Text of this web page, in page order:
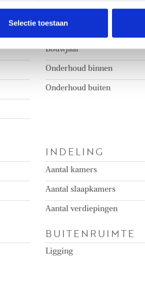
Selectie toestaan
Soort appartement
Bouwjaar
Onderhoud binnen
Onderhoud buiten
INDELING
Aantal kamers
Aantal slaapkamers
Aantal verdiepingen
BUITENRUIMTE
Ligging